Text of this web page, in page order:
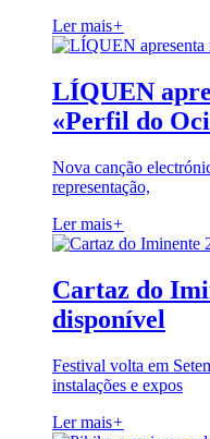
Ler mais+
LÍQUEN
«Perfil do
Nova canção
representação,
Ler mais+
Cartaz do
disponível
Festival volta em
instalações e expos
Ler mais+